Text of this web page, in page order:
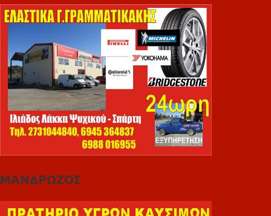
ΜΑΝΔΡΩΖΟΣ